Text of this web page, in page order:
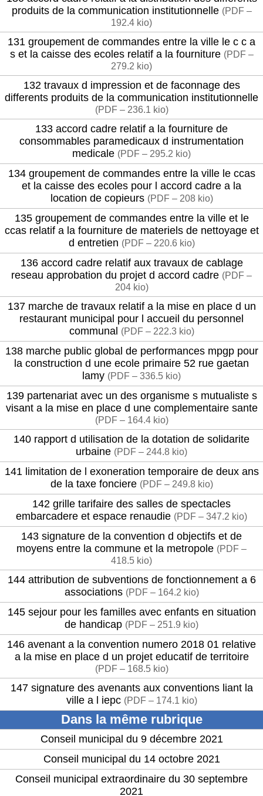
produits de la communication institutionnelle (PDF –
192.4 kio)
131 groupement de commandes entre la ville le c c a
s et la caisse des ecoles relatif a la fourniture (PDF –
279.2 kio)
132 travaux d impression et de faconnage des
differents produits de la communication institutionnelle
(PDF – 236.1 kio)
133 accord cadre relatif a la fourniture de
consommables paramedicaux d instrumentation
medicale (PDF – 295.2 kio)
134 groupement de commandes entre la ville le ccas
et la caisse des ecoles pour l accord cadre a la
location de copieurs (PDF – 208 kio)
135 groupement de commandes entre la ville et le
ccas relatif a la fourniture de materiels de nettoyage et
d entretien (PDF – 220.6 kio)
136 accord cadre relatif aux travaux de cablage
reseau approbation du projet d accord cadre (PDF –
204 kio)
137 marche de travaux relatif a la mise en place d un
restaurant municipal pour l accueil du personnel
communal (PDF – 222.3 kio)
138 marche public global de performances mpgp pour
la construction d une ecole primaire 52 rue gaetan
lamy (PDF – 336.5 kio)
139 partenariat avec un des organisme s mutualiste s
visant a la mise en place d une complementaire sante
(PDF – 164.4 kio)
140 rapport d utilisation de la dotation de solidarite
urbaine (PDF – 244.8 kio)
141 limitation de l exoneration temporaire de deux ans
de la taxe fonciere (PDF – 249.8 kio)
142 grille tarifaire des salles de spectacles
embarcadere et espace renaudie (PDF – 347.2 kio)
143 signature de la convention d objectifs et de
moyens entre la commune et la metropole (PDF –
418.5 kio)
144 attribution de subventions de fonctionnement a 6
associations (PDF – 164.2 kio)
145 sejour pour les familles avec enfants en situation
de handicap (PDF – 251.9 kio)
146 avenant a la convention numero 2018 01 relative
a la mise en place d un projet educatif de territoire
(PDF – 168.5 kio)
147 signature des avenants aux conventions liant la
ville a l iepc (PDF – 174.1 kio)
Dans la même rubrique
Conseil municipal du 9 décembre 2021
Conseil municipal du 14 octobre 2021
Conseil municipal extraordinaire du 30 septembre
2021